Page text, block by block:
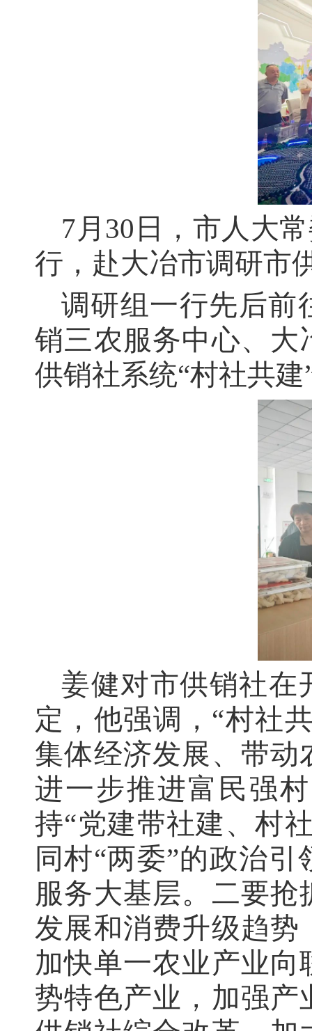
黄石市人民代表大会常务委员会公告
黄石市人民代表大会常务委员会公告
7月30日，市人大
行，赴大冶市调研市
调研组一行先后前
销三农服务中心、大
供销社系统“村社共
姜健对市供销社在
定，他强调，“村社
集体经济发展、带
进一步推进富民强
持“党建带社建、村
同村“两委”的政治
服务大基层。二要
发展和消费升级趋势
加快单一农业产业
势特色产业，加强